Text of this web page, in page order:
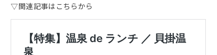
▽関連記事はこちらから